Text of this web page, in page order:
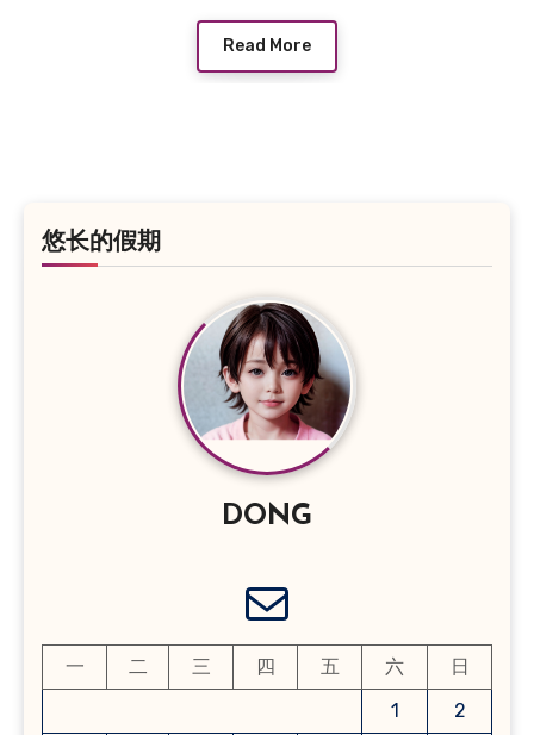
Read More
悠长的假期
DONG
电子邮件
一 二 三 四 五 六
日
1
2